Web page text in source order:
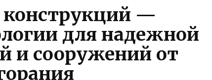
—
для надежной
и сооружений от